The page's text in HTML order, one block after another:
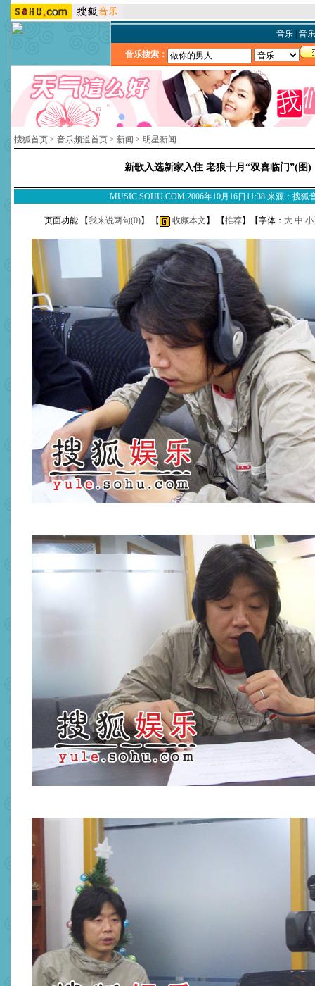
音乐| 音
音乐搜索：
搜狐首页 > 音乐频道首页 > 新闻 > 明星新闻
新歌入选新家入住 老狼十月“双喜临门”(图)
MUSIC.SOHU.COM 2006年10月16日11:38 来源：搜狐
页面功能 【我来说两句(0)】 【 收藏本文 】 【推荐】【字体： 大 中 小